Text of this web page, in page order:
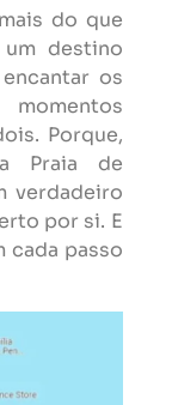
do que
um destino
os
Porque,
Praia de
verdadeiro
por si. E
cada passo